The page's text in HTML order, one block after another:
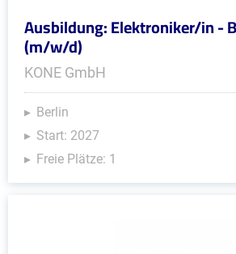
Ausbildung: Elektroniker/in -
(m/w/d)
KONE GmbH
Berlin
Start: 2027
Freie Plätze: 1